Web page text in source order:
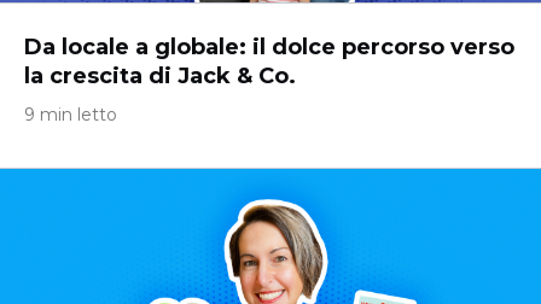
Da locale a globale: il dolce percorso verso
la crescita di Jack & Co.
9 min letto